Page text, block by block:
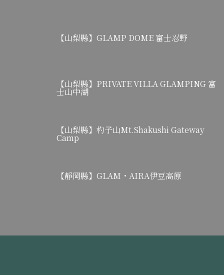
【山梨縣】GLAMP DOME 富士忍野
【山梨縣】PRIVATE VILLA GLAMPING 富
士山中湖
【山梨縣】杓子山Mt.Shakushi Gateway
Camp
【靜岡縣】GLAM・AIRA伊豆高原